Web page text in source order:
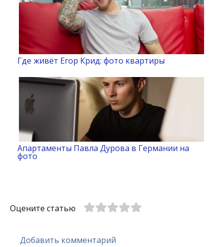
Где живёт Егор Крид: фото квартиры
Апартаменты Павла Дурова в Германии на
фото
Оцените статью
Добавить комментарий